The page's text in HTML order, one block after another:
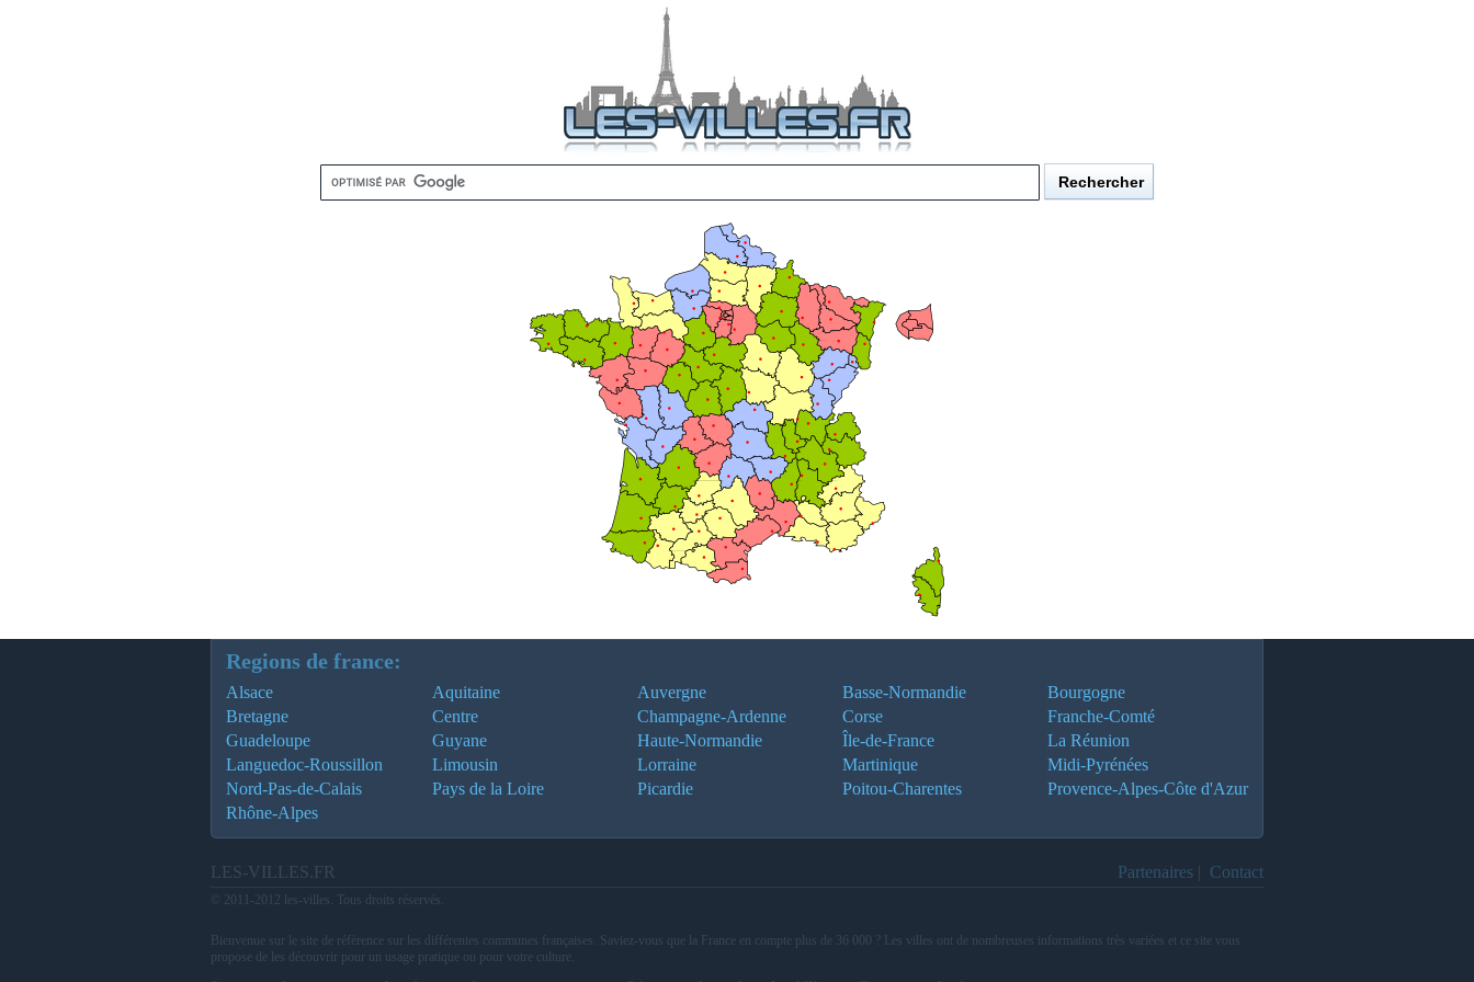
Regions de france:
Alsace Aquitaine Auvergne Basse-Normandie
Bourgogne
Bretagne
Centre Champagne-Ardenne Corse
Franche-Comté
Guadeloupe
Guyane Haute-Normandie Île-de-France
La Réunion
Languedoc-Roussillon
Limousin Lorraine Martinique
Midi-Pyrénées
Nord-Pas-de-Calais
Pays de la Loire Picardie Poitou-Charentes
Provence-Alpes-Côte d'Azur
Rhône-Alpes
LES-VILLES.FR Partenaires Contact
© 2011-2012 les-villes. Tous droits réservés.
Bienvenue sur le site de réfèrence sur les différentes communes françaises. Saviez-vous que la France en compte plus de 36 000 ? Les villes ont de nombreuses informations très variées et ce site vous
propose de les découvrir pour un usage pratique ou pour votre culture.